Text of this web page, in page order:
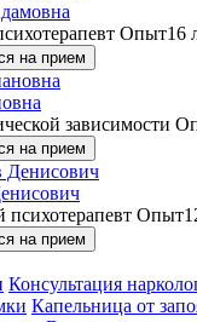
Опыт16
на прием
зависимости
на прием
психотерапевт
на прием
Консультация
Капельница от